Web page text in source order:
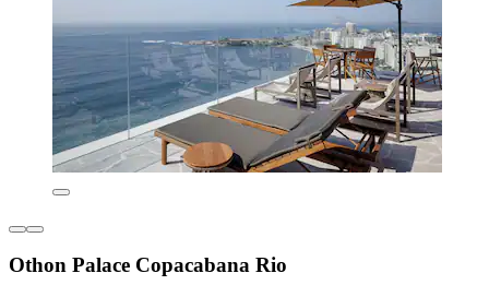
Othon Palace Copacabana Rio